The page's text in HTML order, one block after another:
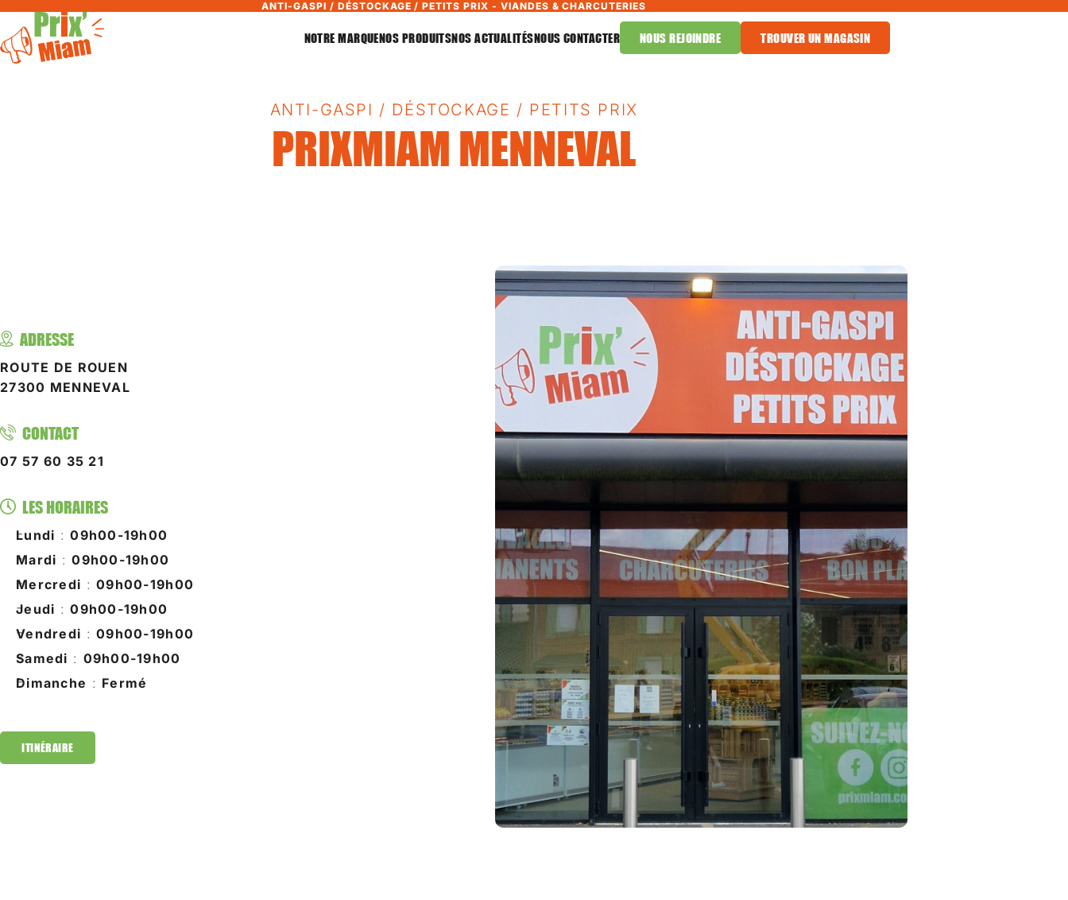
ANTI-GASPI / DÉSTOCKAGE / PETITS PRIX - VIANDES & CHARCUTERIES
NOTRE MARQUENOS PRODUITSNOS ACTUALITÉSNOUS CONTACTER NOUS REJOINDRE TROUVER UN MAGASIN
ANTI-GASPI / DÉSTOCKAGE / PETITS PRIX
PRIXMIAM MENNEVAL
ADRESSE
ROUTE DE ROUEN
27300 MENNEVAL
CONTACT
07 57 60 35 21
LES HORAIRES
Lundi :09h00-19h00
Mardi :09h00-19h00
Mercredi :09h00-19h00
Jeudi :09h00-19h00
Vendredi :09h00-19h00
Samedi : 09h00-19h00
Dimanche : Fermé
ITINÉRAIRE